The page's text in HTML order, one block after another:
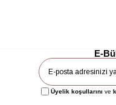
E-
Üyelik koşullarını ve